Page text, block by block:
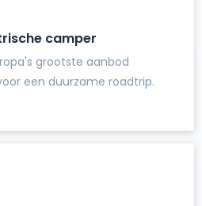
camper
grootste aanbod
een duurzame roadtrip.